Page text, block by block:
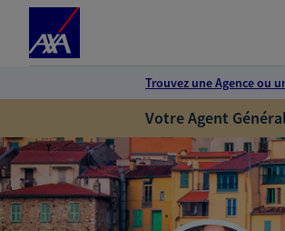
Trouvez une Agence ou
Votre Agent